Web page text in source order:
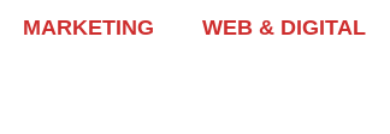
MARKETING WEB & DIGITAL